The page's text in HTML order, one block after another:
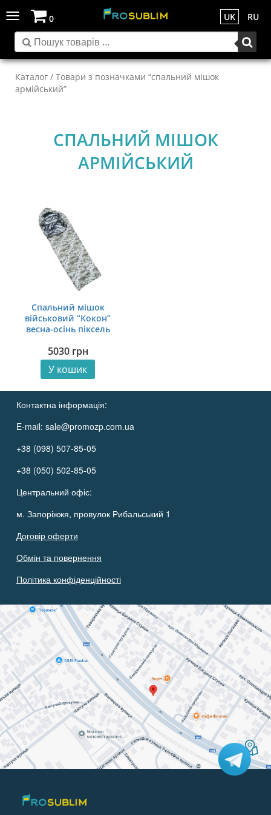
Toggle
navigation
UK RU
0
Каталог / Товари з позначками “спальний мішок
армійський”
СПАЛЬНИЙ МІШОК
АРМІЙСЬКИЙ
Спальний мішок
військовий “Кокон”
весна-осінь піксель
5030 грн
У кошик
Контактна інформація:
E-mail: sale@promozp.com.ua
+38 (098) 507-85-05
+38 (050) 502-85-05
Центральний офіс:
м. Запоріжжя, провулок Рибальський 1
Договір оферти
Обмін та повернення
Політика конфіденційності